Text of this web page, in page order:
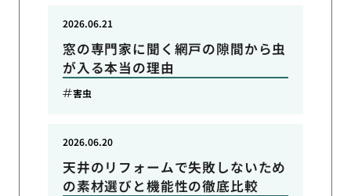
窓の専門家に聞く網戸の隙間から虫
が入る本当の理由
2026.06.21
害虫
天井のリフォームで失敗しないため
の素材選びと機能性の徹底比較
2026.06.20